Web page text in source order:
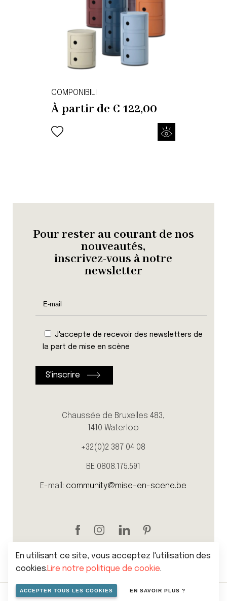
COMPONIBILI
À partir de€ 122,00
Pour rester au courant de nos
nouveautés,
inscrivez-vous à notre
newsletter
J'accepte de recevoir des newsletters de
la part de mise en scène
Chaussée de Bruxelles 483,
1410 Waterloo
+32(0)2 387 04 08
BE 0808.175.591
E-mail: community@mise-en-scene.be
En utilisant ce site, vous acceptez l'utilisation des
cookies.Lire notre politique de cookie.
ACCEPTER TOUS LES COOKIES EN SAVOIR PLUS ?